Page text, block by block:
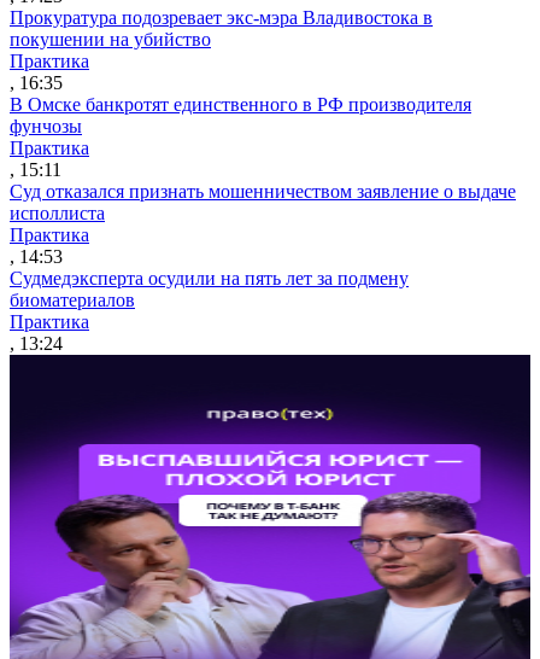
Прокуратура подозревает экс-мэра Владивостока в
покушении на убийство
Практика
, 16:35
В Омске банкротят единственного в РФ производителя
фунчозы
Практика
, 15:11
Суд отказался признать мошенничеством заявление о выдаче
исполлиста
Практика
, 14:53
Судмедэксперта осудили на пять лет за подмену
биоматериалов
Практика
, 13:24